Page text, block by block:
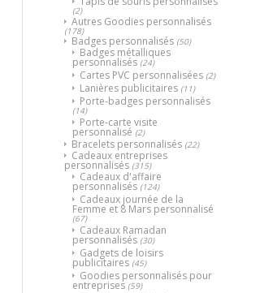
(2)
Autres Goodies personnalisés
(178)
Badges personnalisés (50)
Badges métalliques
personnalisés (24)
Cartes PVC personnalisées (2)
Lanières publicitaires (11)
Porte-badges personnalisés
(14)
Porte-carte visite
personnalisé (2)
Bracelets personnalisés (22)
Cadeaux entreprises
personnalisés (315)
Cadeaux d'affaire
personnalisés (124)
Cadeaux journée de la
Femme et 8 Mars personnalisé
(67)
Cadeaux Ramadan
personnalisés (30)
Gadgets de loisirs
publicitaires (45)
Goodies personnalisés pour
entreprises (59)